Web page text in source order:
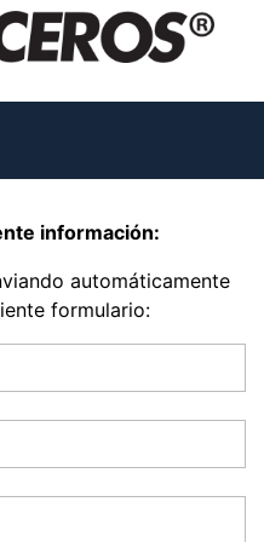
información:
automáticamente
formulario: